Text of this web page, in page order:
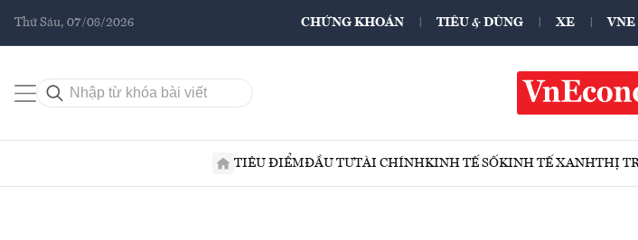
Thứ Sáu, 07/08/2026 CHỨNG KHOÁN TIÊU & DÙNG XE VNE
TIÊU ĐIỂMĐẦU TƯTÀI CHÍNHKINH TẾ SỐKINH TẾ XANHTHỊ